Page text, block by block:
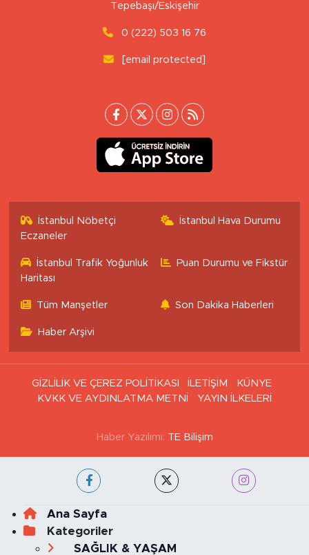
Tepebaşı/Eskişehir
0 (222) 503 16 76
[email protected]
İstanbul Nöbetçi
Eczaneler
İstanbul Hava Durumu
İstanbul Trafik Yoğunluk
Haritası
Puan Durumu ve Fikstür
Tüm Manşetler Son Dakika Haberleri
Haber Arşivi
GİZLİLİK VE ÇEREZ POLİTİKASI İLETİŞİM
KÜNYE
KVKK VE AYDINLATMA METNİ
YAYIN İLKELERİ
Haber Yazılımı: TE Bilişim
Ana Sayfa
Kategoriler
SAĞLIK & YAŞAM